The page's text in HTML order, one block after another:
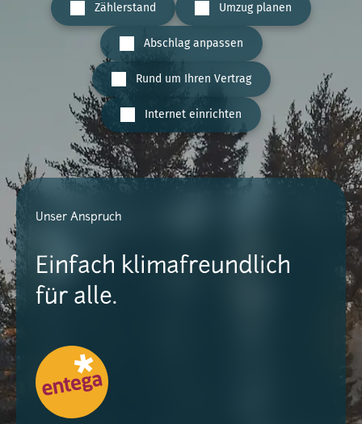
Zählerstand Umzug planen
Abschlag anpassen
Rund um Ihren Vertrag
Internet einrichten
Unser Anspruch
Einfach klimafreundlich
für alle.